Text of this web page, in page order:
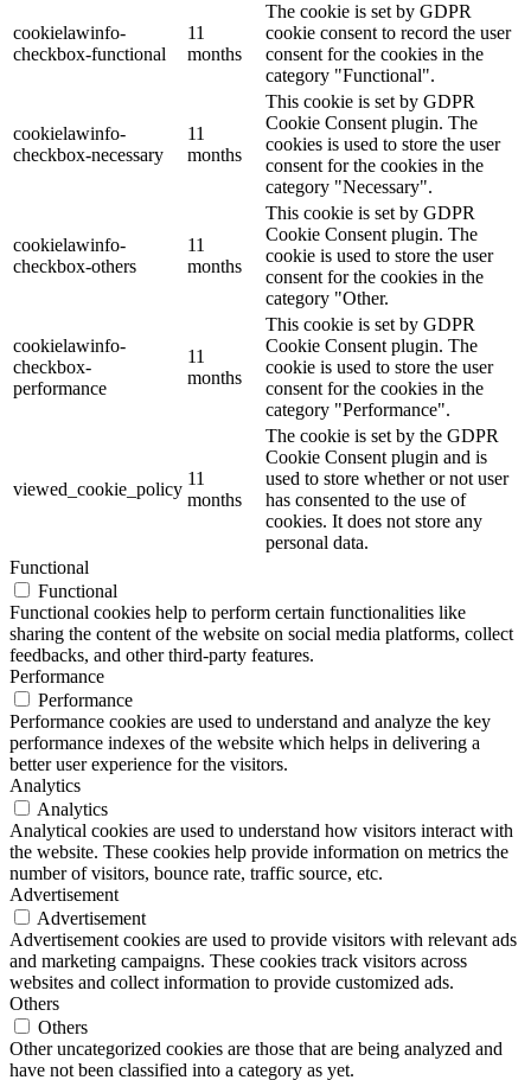
cookielawinfo-
checkbox-functional
11
months
The cookie is set by GDPR
cookie consent to record the user
consent for the cookies in the
category "Functional".
cookielawinfo-
checkbox-necessary
11
months
This cookie is set by GDPR
Cookie Consent plugin. The
cookies is used to store the user
consent for the cookies in the
category "Necessary".
cookielawinfo-
checkbox-others
11
months
This cookie is set by GDPR
Cookie Consent plugin. The
cookie is used to store the user
consent for the cookies in the
category "Other.
cookielawinfo-
checkbox-
performance
11
months
This cookie is set by GDPR
Cookie Consent plugin. The
cookie is used to store the user
consent for the cookies in the
category "Performance".
viewed_cookie_policy
11
months
The cookie is set by the GDPR
Cookie Consent plugin and is
used to store whether or not user
has consented to the use of
cookies. It does not store any
personal data.
Functional
Functional
Functional cookies help to perform certain functionalities like
sharing the content of the website on social media platforms, collect
feedbacks, and other third-party features.
Performance
Performance
Performance cookies are used to understand and analyze the key
performance indexes of the website which helps in delivering a
better user experience for the visitors.
Analytics
Analytics
Analytical cookies are used to understand how visitors interact with
the website. These cookies help provide information on metrics the
number of visitors, bounce rate, traffic source, etc.
Advertisement
Advertisement
Advertisement cookies are used to provide visitors with relevant ads
and marketing campaigns. These cookies track visitors across
websites and collect information to provide customized ads.
Others
Others
Other uncategorized cookies are those that are being analyzed and
have not been classified into a category as yet.